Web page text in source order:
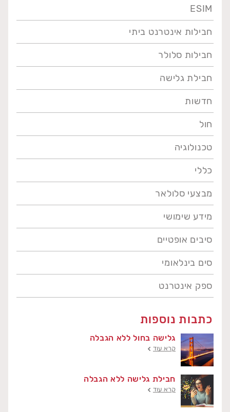
ESIM
חבילות אינטרנט ביתי
חבילות סלולר
חבילת גלישה
חדשות
חול
טכנולוגיה
כללי
מבצעי סלולאר
מידע שימושי
סיבים אופטיים
סים בינלאומי
ספק אינטרנט
כתבות נוספות
גלישה בחול ללא הגבלה
קרא עוד
חבילת גלישה ללא הגבלה
קרא עוד